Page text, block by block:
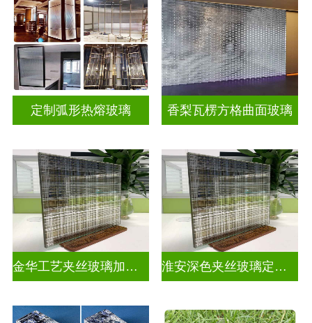
定制弧形热熔玻璃 香梨瓦楞方格曲面玻璃
金华工艺夹丝玻璃加工厂家 淮安深色夹丝玻璃定做厂家